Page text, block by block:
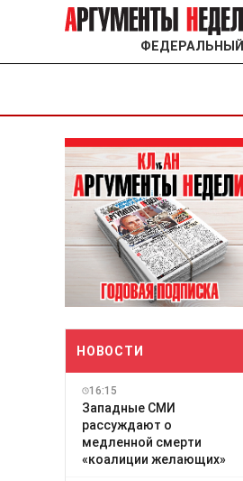
ФЕДЕРАЛЬНЫЙ
НОВОСТИ
16:15
Западные СМИ
рассуждают о
медленной смерти
«коалиции желающих»